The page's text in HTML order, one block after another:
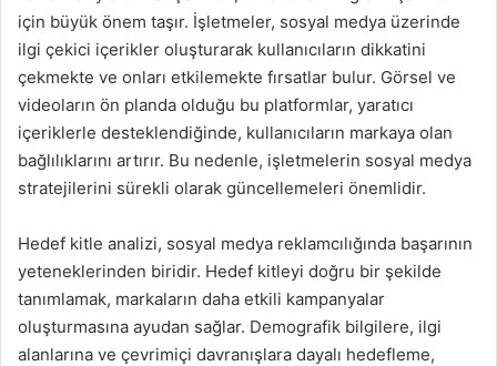
için büyük önem taşır. İşletmeler, sosyal medya üzerinde
ilgi çekici içerikler oluşturarak kullanıcıların dikkatini
çekmekte ve onları etkilemekte fırsatlar bulur. Görsel ve
videoların ön planda olduğu bu platformlar, yaratıcı
içeriklerle desteklendiğinde, kullanıcıların markaya olan
bağlılıklarını artırır. Bu nedenle, işletmelerin sosyal medya
stratejilerini sürekli olarak güncellemeleri önemlidir.
Hedef kitle analizi, sosyal medya reklamcılığında başarının
yeteneklerinden biridir. Hedef kitleyi doğru bir şekilde
tanımlamak, markaların daha etkili kampanyalar
oluşturmasına ayudan sağlar. Demografik bilgilere, ilgi
alanlarına ve çevrimiçi davranışlara dayalı hedefleme,